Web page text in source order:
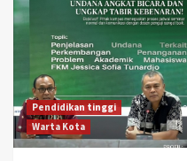
Pendidikan tinggi
Warta Kota